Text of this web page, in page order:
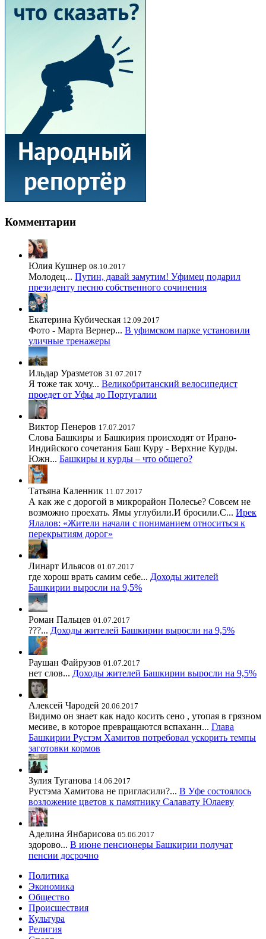
Комментарии
Юлия Кушнер 08.10.2017
Молодец... Путин, давай замутим! Уфимец подарил
президенту песню собственного сочинения
Екатерина Кубическая 12.09.2017
Фото - Марта Вернер... В уфимском парке установили
уличные тренажеры
Ильдар Уразметов 31.07.2017
Я тоже так хочу... Великобританский велосипедист
проедет от Уфы до Португалии
Виктор Пенеров 17.07.2017
Слова Башкиры и Башкирия происходят от Ирано-
Индийского сочетания Баш Куру - Верхние Курды.
Южн... Башкиры и курды – что общего?
Татьяна Каленник 11.07.2017
А как же с дорогой в микрорайон Полесье? Совсем не
возможно проехать. Ямы углубили.И бросили.С... Ирек
Ялалов: «Жители начали с пониманием относиться к
перекрытиям дорог»
Линарт Ильясов 01.07.2017
где хорош врать самим себе... Доходы жителей
Башкирии выросли на 9,5%
Роман Пальцев 01.07.2017
???... Доходы жителей Башкирии выросли на 9,5%
Раушан Файрузов 01.07.2017
нет слов... Доходы жителей Башкирии выросли на 9,5%
Алексей Чародей 20.06.2017
Видимо он знает как надо косить сено , утопая в грязном
месиве, в которое превращаются вспаханн... Глава
Башкирии Рустэм Хамитов потребовал ускорить темпы
заготовки кормов
Зулия Туганова 14.06.2017
Рустэма Хамитова не пригласили?... В Уфе состоялось
возложение цветов к памятнику Салавату Юлаеву
Аделина Янбарисова 05.06.2017
здорово... В июне пенсионеры Башкирии получат
пенсии досрочно
Политика
Экономика
Общество
Происшествия
Культура
Религия